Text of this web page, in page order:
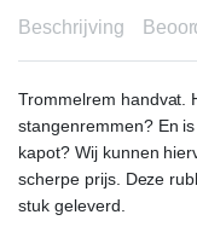
prijs
was:
€4.95.
prijs
is:
€0.99.
Beschrijving
Trommelrem handvat.
stangenremmen? En
kapot? Wij kunnen
scherpe prijs. Deze
stuk geleverd.